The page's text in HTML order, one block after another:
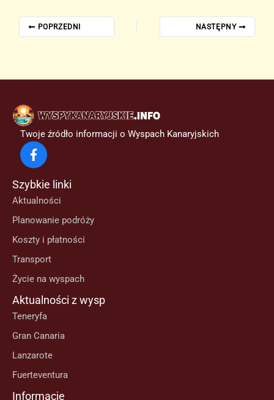
POPRZEDNI NASTĘPNY
Twoje źródło informacji o Wyspach Kanaryjskich
Szybkie linki
Aktualności
Planowanie podróży
Koszty i płatności
Transport
Życie na wyspach
Aktualności z wysp
Teneryfa
Gran Canaria
Lanzarote
Fuerteventura
Informacje